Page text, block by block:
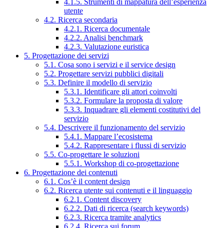
4.1.5. Strumenti di mappatura dell’esperienza
utente
4.2. Ricerca secondaria
4.2.1. Ricerca documentale
4.2.2. Analisi benchmark
4.2.3. Valutazione euristica
5. Progettazione dei servizi
5.1. Cosa sono i servizi e il service design
5.2. Progettare servizi pubblici digitali
5.3. Definire il modello di servizio
5.3.1. Identificare gli attori coinvolti
5.3.2. Formulare la proposta di valore
5.3.3. Inquadrare gli elementi costitutivi del
servizio
5.4. Descrivere il funzionamento del servizio
5.4.1. Mappare l’ecosistema
5.4.2. Rappresentare i flussi di servizio
5.5. Co-progettare le soluzioni
5.5.1. Workshop di co-progettazione
6. Progettazione dei contenuti
6.1. Cos’è il content design
6.2. Ricerca utente sui contenuti e il linguaggio
6.2.1. Content discovery
6.2.2. Dati di ricerca (search keywords)
6.2.3. Ricerca tramite analytics
6.2.4. Ricerca sui forum